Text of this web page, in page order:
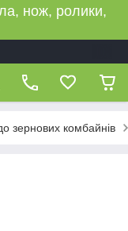
нож, ролики,
зернових комбайнів